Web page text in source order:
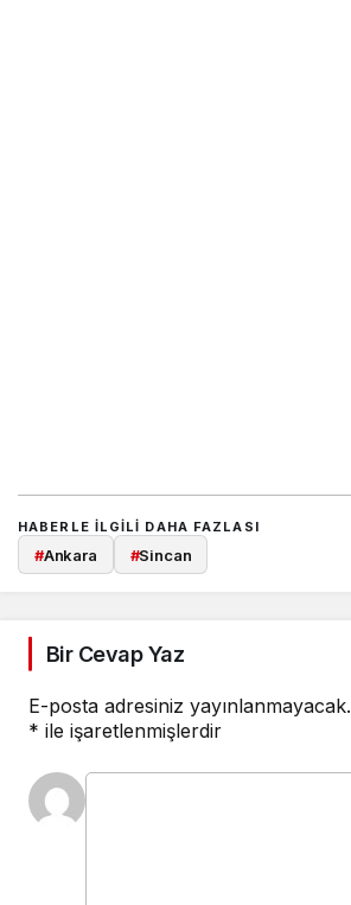
HABERLE ILGILI DAHA FAZLASI
#Ankara #Sincan
Bir Cevap Yaz
E-posta adresiniz yayınlanmayacak.
* ile işaretlenmişlerdir